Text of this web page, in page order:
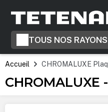
Passer à la
TOUS NOS RAYONS
Accueil CHROMALUXE